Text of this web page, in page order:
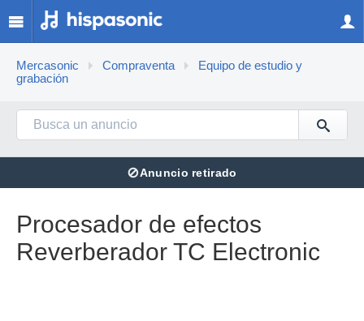
Mercasonic Compraventa
Equipo de estudio y
grabación
⊘Anuncio retirado
Procesador de efectos
Reverberador TC Electronic